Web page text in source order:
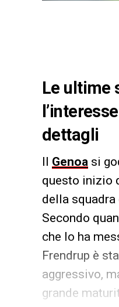
Le ultime
dettagli
Il Genoa si
questo inizio
della
Secondo
che lo ha
Frendrup è
aggressivo,
grande